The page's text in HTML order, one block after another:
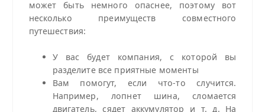
может быть немного опаснее, поэтому вот
несколько преимуществ совместного
путешествия:
У вас будет компания, с которой вы
разделите все приятные моменты
Вам помогут, если что-то случится.
Например, лопнет шина, сломается
двигатель, сядет аккумулятор и т. д. На